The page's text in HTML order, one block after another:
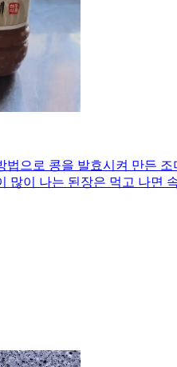
법으로 콩을 발효시켜 만든
많이 나는 된장은 먹고 나면